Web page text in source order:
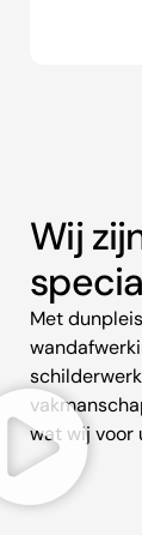
Wij
Met
wat wij voor